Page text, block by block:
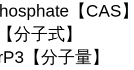
【CAS
分子式】
【分子量】